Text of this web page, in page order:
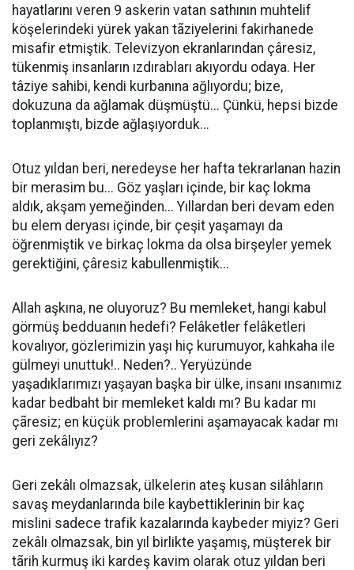
hayatlarını veren 9 askerin vatan sathının muhtelif
köşelerindeki yürek yakan tãziyelerini fakirhanede
misafir etmiştik. Televizyon ekranlarından çâresiz,
tükenmiş insanların ızdırabları akıyordu odaya. Her
tâziye sahibi, kendi kurbanına ağlıyordu; bize,
dokuzuna da ağlamak düşmüştü... Çünkü, hepsi bizde
toplanmıştı, bizde ağlaşıyorduk...
Otuz yıldan beri, neredeyse her hafta tekrarlanan hazin
bir merasim bu... Göz yaşları içinde, bir kaç lokma
aldık, akşam yemeğinden... Yıllardan beri devam eden
bu elem deryası içinde, bir çeşit yaşamayı da
öğrenmiştik ve birkaç lokma da olsa birşeyler yemek
gerektiğini, çâresiz kabullenmiştik...
Allah aşkına, ne oluyoruz? Bu memleket, hangi kabul
görmüş bedduanın hedefi? Felâketler felâketleri
kovalıyor, gözlerimizin yaşı hiç kurumuyor, kahkaha ile
gülmeyi unuttuk!.. Neden?.. Yeryüzünde
yaşadıklarımızı yaşayan başka bir ülke, insanı ınsanımız
kadar bedbaht bir memleket kaldı mı? Bu kadar mı
çãresiz; en küçük problemlerini aşamayacak kadar mı
geri zekâlıyız?
Geri zekâlı olmazsak, ülkelerin ateş kusan silâhların
savaş meydanlarında bile kaybettiklerinin bir kaç
mislini sadece trafik kazalarında kaybeder miyiz? Geri
zekâlı olmazsak, bin yıl birlikte yaşamış, müşterek bir
tãrih kurmuş iki kardeş kavim olarak otuz yıldan beri